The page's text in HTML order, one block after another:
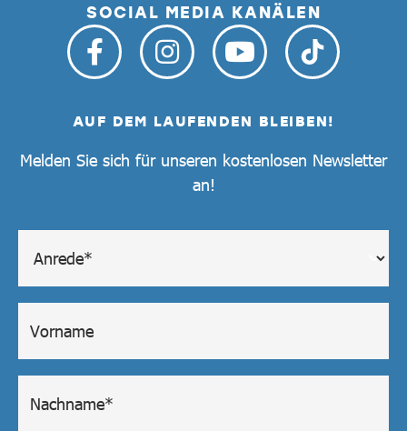
SOCIAL MEDIA KANÄLEN
AUF DEM LAUFENDEN BLEIBEN!
Melden Sie sich für unseren kostenlosen Newsletter
an!